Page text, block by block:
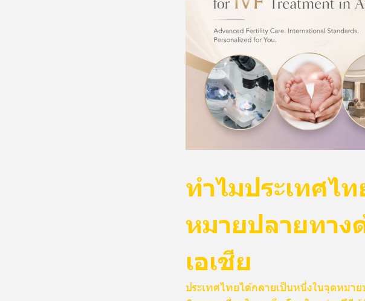
ทำไมประเทศไ
หมายปลายทาง
เอเชีย
ประเทศไทยได้กลายเป็นหนึ่งในจุดหมา